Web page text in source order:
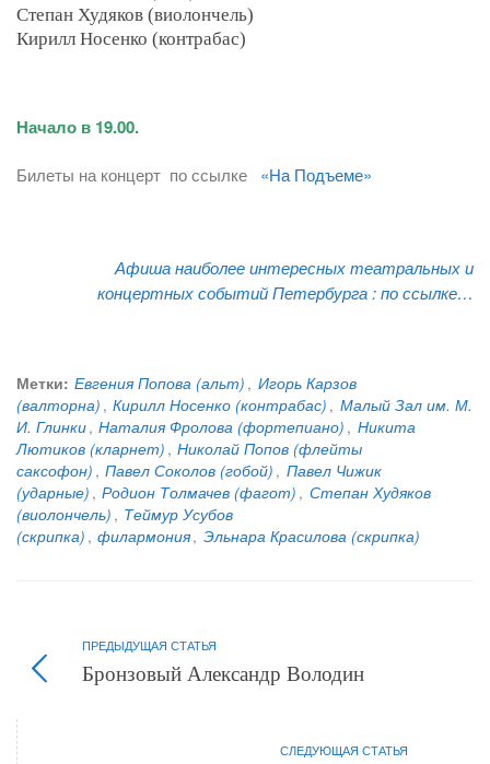
Степан Худяков (виолончель)
Кирилл Носенко (контрабас)
Начало в 19.00.
Билеты на концерт по ссылке «На Подъеме»
Афиша наиболее интересных театральных и
концертных событий Петербурга :по ссылке…
Метки: Евгения Попова (альт) , Игорь Карзов
(валторна) , Кирилл Носенко (контрабас) , Малый Зал им. М.
И. Глинки, Наталия Фролова (фортепиано) , Никита
Лютиков (кларнет) , Николай Попов (флейты
саксофон) , Павел Соколов (гобой) , Павел Чижик
(ударные) , Родион Толмачев (фагот) , Степан Худяков
(виолончель) , Теймур Усубов
(скрипка) , филармония, Эльнара Красилова (скрипка)
ПРЕДЫДУЩАЯ СТАТЬЯ
Бронзовый Александр Володин
СЛЕДУЮЩАЯ СТАТЬЯ